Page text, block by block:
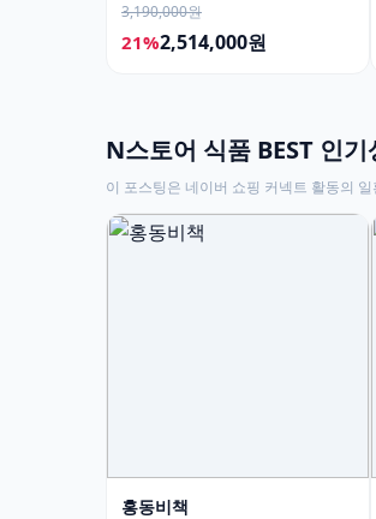
3,190,000원
21%2,514,000원
N스토어 식품 BEST 인기
이 포스팅은 네이버 쇼핑 커넥트 활동의
홍동비책